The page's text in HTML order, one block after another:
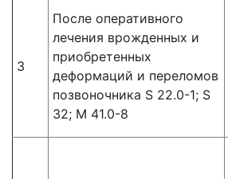
3
После оперативного
лечения врожденных и
приобретенных
деформаций и переломов
позвоночника S 22.0-1; S
32; M 41.0-8